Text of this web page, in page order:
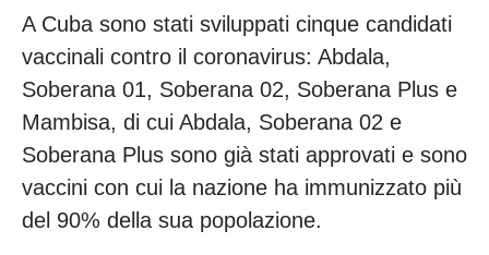
A Cuba sono stati sviluppati cinque candidati
vaccinali contro il coronavirus: Abdala,
Soberana 01, Soberana 02, Soberana Plus e
Mambisa, di cui Abdala, Soberana 02 e
Soberana Plus sono già stati approvati e sono
vaccini con cui la nazione ha immunizzato più
del 90% della sua popolazione.